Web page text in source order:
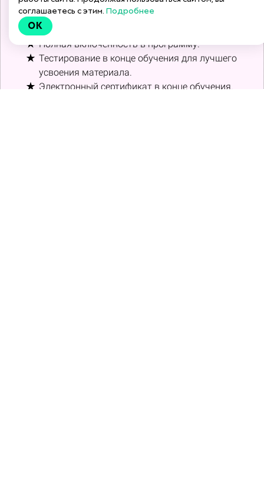
дней.
Чат для поддержки друг друга на
Полная включённость в программу.
Тестирование в конце обучения для лучшего
усвоения материала.
Электронный сертификат в конце обучения.
соглашаетесь с этим. Подробнее
OK